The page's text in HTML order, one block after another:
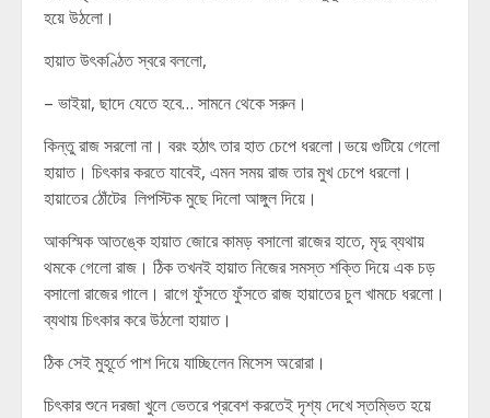
হয়ে উঠলো।
হায়াত উৎকণ্ঠিত স্বরে বললো,
– ভাইয়া, ছাদে যেতে হবে… সামনে থেকে সরুন।
কিন্তু রাজ সরলো না। বরং হঠাৎ তার হাত চেপে ধরলো।ভয়ে গুটিয়ে গেলো
হায়াত। চিৎকার করতে যাবেই, এমন সময় রাজ তার মুখ চেপে ধরলো।
হায়াতের ঠোঁটের লিপস্টিক মুছে দিলো আঙ্গুল দিয়ে।
আকস্মিক আতঙ্কে হায়াত জোরে কামড় বসালো রাজের হাতে, মৃদু ব্যথায়
থমকে গেলো রাজ। ঠিক তখনই হায়াত নিজের সমস্ত শক্তি দিয়ে এক চড়
বসালো রাজের গালে। রাগে ফুঁসতে ফুঁসতে রাজ হায়াতের চুল খামচে ধরলো।
ব্যথায় চিৎকার করে উঠলো হায়াত।
ঠিক সেই মুহূর্তে পাশ দিয়ে যাচ্ছিলেন মিসেস অরোরা।
চিৎকার শুনে দরজা খুলে ভেতরে প্রবেশ করতেই দৃশ্য দেখে স্তম্ভিত হয়ে